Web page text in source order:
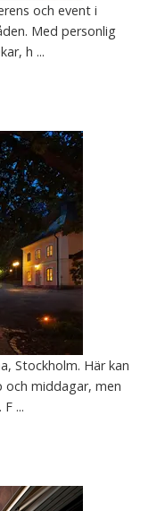
och event i
Med personlig
h ...
Stockholm. Här kan
och middagar, men
...